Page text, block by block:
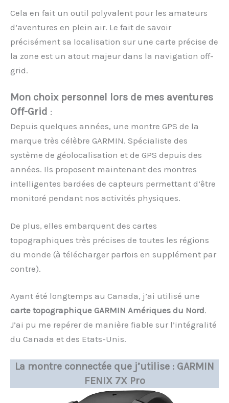
Cela en fait un outil polyvalent pour les amateurs
d’aventures en plein air. Le fait de savoir
précisément sa localisation sur une carte précise de
la zone est un atout majeur dans la navigation off-
grid.
Mon choix personnel lors de mes aventures
Off-Grid :
Depuis quelques années, une montre GPS de la
marque très célèbre GARMIN. Spécialiste des
système de géolocalisation et de GPS depuis des
années. Ils proposent maintenant des montres
intelligentes bardées de capteurs permettant d’être
monitoré pendant nos activités physiques.
De plus, elles embarquent des cartes
topographiques très précises de toutes les régions
du monde (à télécharger parfois en supplément par
contre).
Ayant été longtemps au Canada, j’ai utilisé une
carte topographique GARMIN Amériques du Nord.
J’ai pu me repérer de manière fiable sur l’intégralité
du Canada et des Etats-Unis.
La montre connectée que j’utilise : GARMIN
FENIX 7X Pro